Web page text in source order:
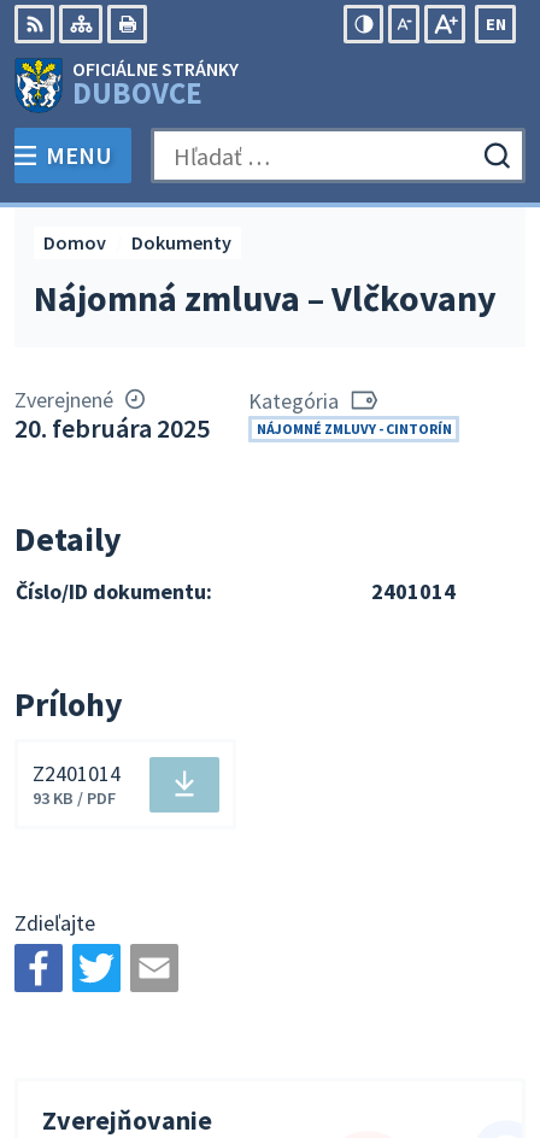
Preskočiť
na
obsah
RSS Mapa
EN
OFICIÁLNE STRÁNKY
DUBOVCE
PREPNÚŤ
MENU Hľadať:
Nájomná zmluva – Vlčkovany
Domov Dokumenty
Zverejnené
20. februára 2025
Kategória
NÁJOMNÉ ZMLUVY - CINTORÍN
Detaily
Číslo/ID dokumentu: 2401014
Prílohy
Stiahnuť
Z2401014
93 KB / PDF
Zdieľajte
Zverejňovanie